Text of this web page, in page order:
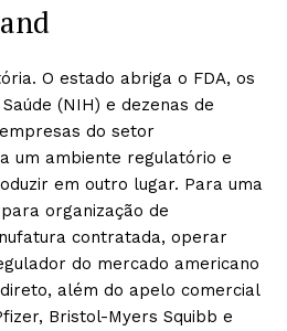
O estado abriga o FDA, os
(NIH) e dezenas de
do setor
um ambiente regulatório e
em outro lugar. Para uma
organização de
contratada, operar
do mercado americano
além do apelo comercial
Bristol-Myers Squibb e